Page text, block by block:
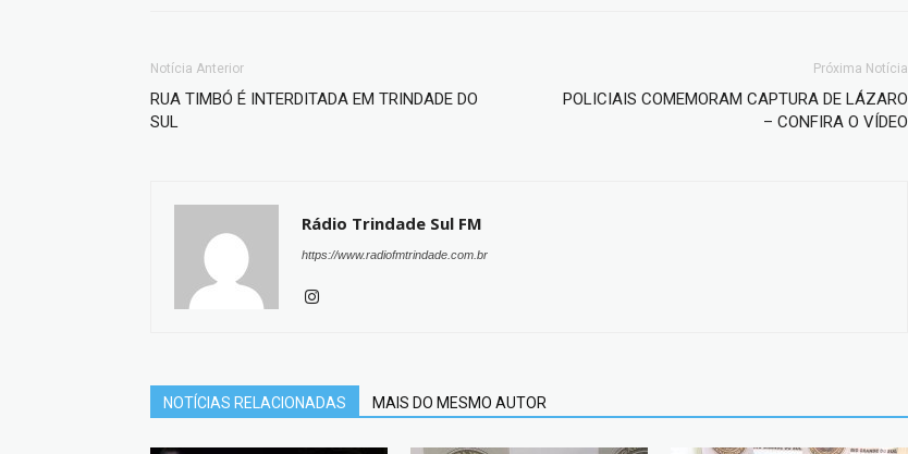
Notícia Anterior
RUA TIMBÓ É INTERDITADA EM TRINDADE DO
SUL
Próxima Notícia
POLICIAIS COMEMORAM CAPTURA DE LÁZARO
– CONFIRA O VÍDEO
Rádio Trindade Sul FM
https://www.radiofmtrindade.com.br
NOTÍCIAS RELACIONADAS MAIS DO MESMO AUTOR